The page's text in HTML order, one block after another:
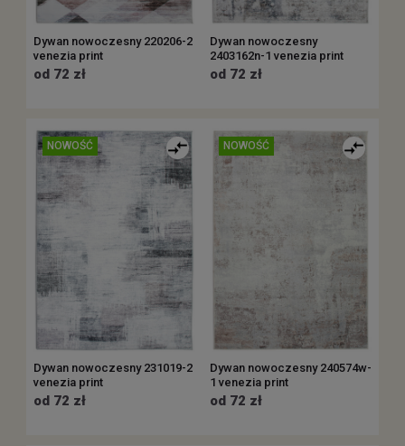
Dywan nowoczesny 220206-2
venezia print
od 72 zł
Dywan nowoczesny
2403162n-1 venezia print
od 72 zł
NOWOŚĆ
Dywan nowoczesny 231019-2
venezia print
od 72 zł
NOWOŚĆ
Dywan nowoczesny 240574w-
1 venezia print
od 72 zł